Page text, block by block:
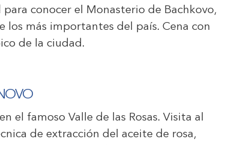
conocer el Monasterio de Bachkovo,
los más importantes del país. Cena con
de la ciudad.
el famoso Valle de las Rosas. Visita al
de extracción del aceite de rosa,